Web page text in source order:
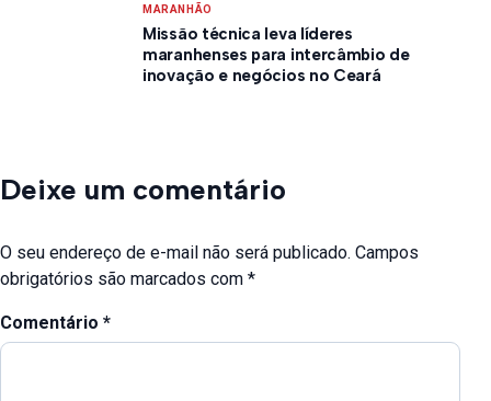
MARANHÃO
Missão técnica leva líderes
maranhenses para intercâmbio de
inovação e negócios no Ceará
Deixe um comentário
O seu endereço de e-mail não será publicado. Campos
obrigatórios são marcados com *
Comentário *